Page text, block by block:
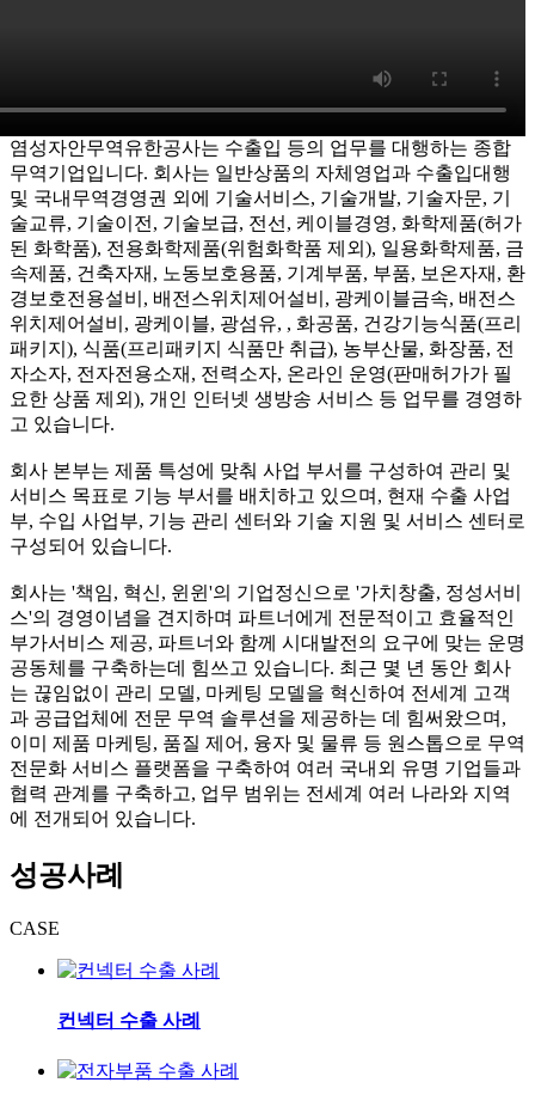
염성자안무역유한공사는 수출입 등의 업무를 대행하는 종합
무역기업입니다. 회사는 일반상품의 자체영업과 수출입대행
및 국내무역경영권 외에 기술서비스, 기술개발, 기술자문, 기
술교류, 기술이전, 기술보급, 전선, 케이블경영, 화학제품(허가
된 화학품), 전용화학제품(위험화학품 제외), 일용화학제품, 금
속제품, 건축자재, 노동보호용품, 기계부품, 부품, 보온자재, 환
경보호전용설비, 배전스위치제어설비, 광케이블금속, 배전스
위치제어설비, 광케이블, 광섬유, , 화공품, 건강기능식품(프리
패키지), 식품(프리패키지 식품만 취급), 농부산물, 화장품, 전
자소자, 전자전용소재, 전력소자, 온라인 운영(판매허가가 필
요한 상품 제외), 개인 인터넷 생방송 서비스 등 업무를 경영하
고 있습니다.
회사 본부는 제품 특성에 맞춰 사업 부서를 구성하여 관리 및
서비스 목표로 기능 부서를 배치하고 있으며, 현재 수출 사업
부, 수입 사업부, 기능 관리 센터와 기술 지원 및 서비스 센터로
구성되어 있습니다.
회사는 '책임, 혁신, 윈윈'의 기업정신으로 '가치창출, 정성서비
스'의 경영이념을 견지하며 파트너에게 전문적이고 효율적인
부가서비스 제공, 파트너와 함께 시대발전의 요구에 맞는 운명
공동체를 구축하는데 힘쓰고 있습니다. 최근 몇 년 동안 회사
는 끊임없이 관리 모델, 마케팅 모델을 혁신하여 전세계 고객
과 공급업체에 전문 무역 솔루션을 제공하는 데 힘써왔으며,
이미 제품 마케팅, 품질 제어, 융자 및 물류 등 원스톱으로 무역
전문화 서비스 플랫폼을 구축하여 여러 국내외 유명 기업들과
협력 관계를 구축하고, 업무 범위는 전세계 여러 나라와 지역
에 전개되어 있습니다.
성공사례
CASE
컨넥터 수출 사례